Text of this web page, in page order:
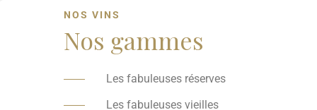
NOS VINS
Nos gammes
Les fabuleuses réserves
Les fabuleuses vieilles